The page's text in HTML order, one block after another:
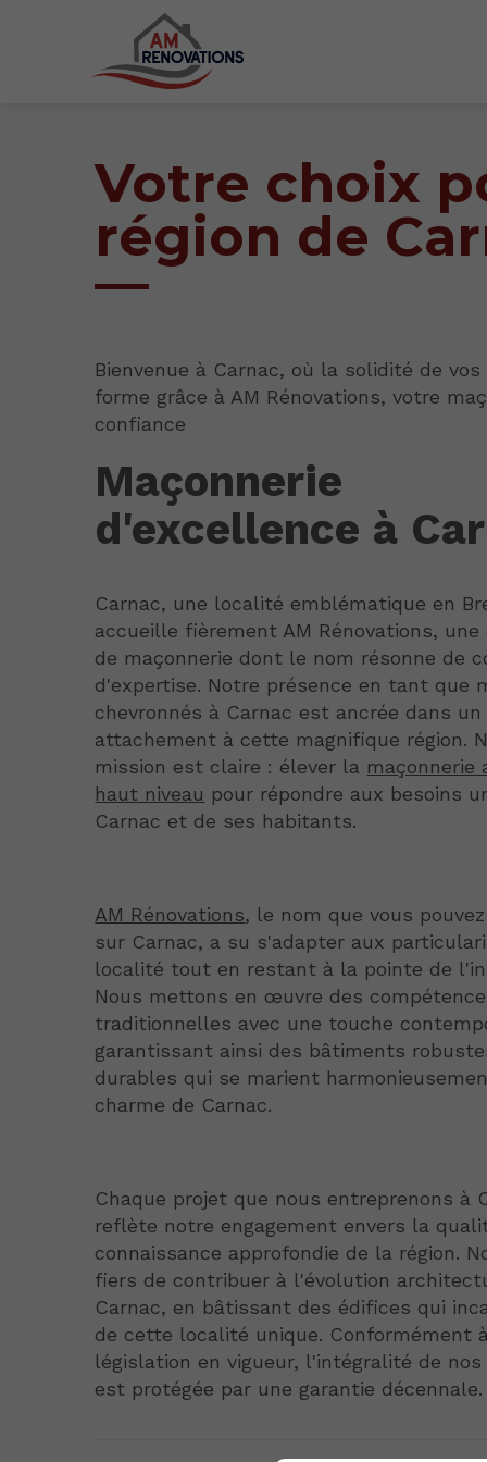
Votre choix
région de
Bienvenue à Carnac, où la solidité de vos
forme grâce à AM Rénovations, votre
confiance
Maçonnerie
d'excellence à
Carnac, une localité emblématique en
accueille fièrement AM Rénovations, une
de maçonnerie dont le nom résonne de
d'expertise. Notre présence en tant que
chevronnés à Carnac est ancrée dans un
attachement à cette magnifique région.
mission est claire : élever la maçonnerie
haut niveau pour répondre aux besoins
Carnac et de ses habitants.
AM Rénovations, le nom que vous
sur Carnac, a su s'adapter aux
localité tout en restant à la pointe de
Nous mettons en œuvre des
traditionnelles avec une touche
garantissant ainsi des bâtiments
durables qui se marient
charme de Carnac.
Chaque projet que nous entreprenons à
reflète notre engagement envers la
connaissance approfondie de la région.
fiers de contribuer à l'évolution
Carnac, en bâtissant des édifices qui
de cette localité unique. Conformément
législation en vigueur, l'intégralité de nos
est protégée par une garantie décennale.